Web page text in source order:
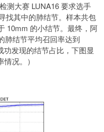
测大赛 LUNA16 要求选手
找其中的肺结节。样本共包
10mm 的小结节。最终，阿
肺结节平均召回率达到
发现的结节占比，下图显
况。）